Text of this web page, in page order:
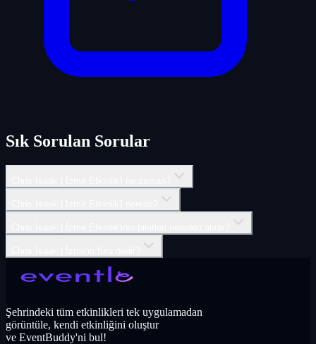
Sık Sorulan Sorular
Şehrindeki tüm etkinlikleri tek uygulamadan
görüntüle, kendi etkinliğini oluştur
ve EventBuddy'ni bul!